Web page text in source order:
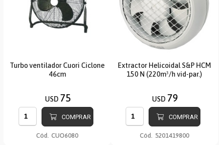
Turbo ventilador Cuori Ciclone
46cm
USD 75
COMPRAR
Cód. CUO6080
Extractor Helicoidal S&P HCM
150 N (220m³/h vid-par.)
USD 79
COMPRAR
Cód. 5201419800